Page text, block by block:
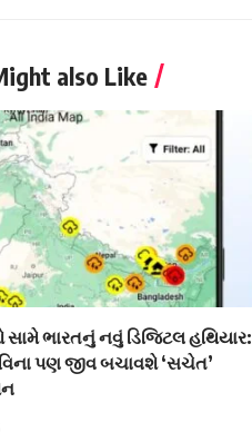
also Like
ભારતનું નવું ડિજિટલ હથિયાર:
પણ જીવ બચાવશે ‘સચેત’